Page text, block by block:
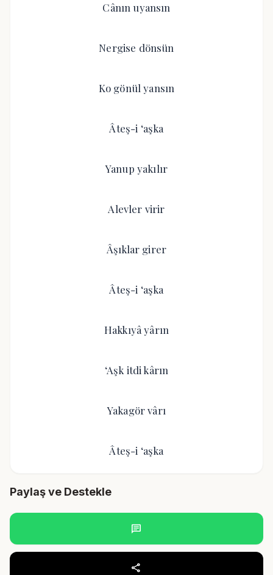
Cânın uyansın
Nergise dönsün
Ko gönül yansın
Âteş-i ‘aşka
Yanup yakılır
Alevler virir
Âşıklar girer
Âteş-i ‘aşka
Hakkıyâ yârın
‘Aşk itdi kârın
Yakagör vârı
Âteş-i ‘aşka
Paylaş ve Destekle
chat
share